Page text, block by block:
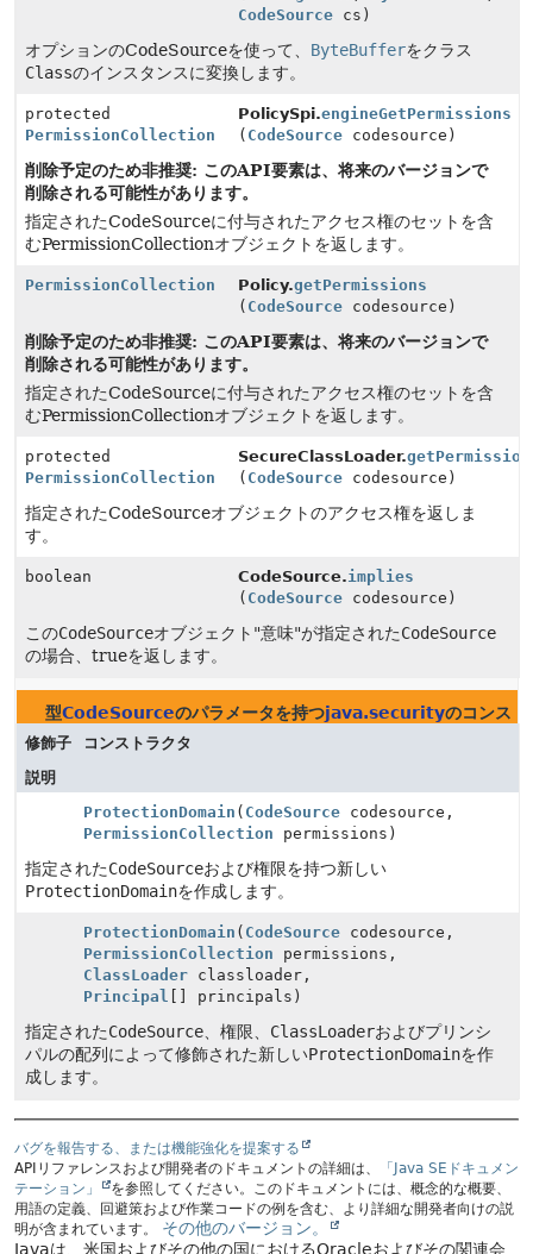
CodeSource cs)
オプションのCodeSourceを使って、 ByteBufferをクラス
Classのインスタンスに変換します。
protected
PermissionCollection
PolicySpi.engineGetPermissions
( CodeSource codesource)
削除予定のため非推奨: このAPI要素は、将来のバージョンで
削除される可能性があります。
指定されたCodeSourceに付与されたアクセス権のセットを含
むPermissionCollectionオブジェクトを返します。
PermissionCollection Policy.getPermissions
( CodeSource codesource)
削除予定のため非推奨: このAPI要素は、将来のバージョンで
削除される可能性があります。
指定されたCodeSourceに付与されたアクセス権のセットを含
むPermissionCollectionオブジェクトを返します。
protected
PermissionCollection
SecureClassLoader.
( CodeSource codesource)
指定されたCodeSourceオブジェクトのアクセス権を返しま
す。
boolean CodeSource.implies
( CodeSource codesource)
このCodeSourceオブジェクト"意味"が指定されたCodeSource
の場合、trueを返します。
型CodeSourceのパラメータを持つjava.securityのコンスト
修飾子
コンストラクタ
説明
ProtectionDomain ( CodeSource codesource,
PermissionCollection permissions)
指定されたCodeSourceおよび権限を持つ新しい
ProtectionDomainを作成します。
ProtectionDomain ( CodeSource codesource,
PermissionCollection permissions,
ClassLoader classloader,
Principal [] principals)
指定されたCodeSource 、権限、 ClassLoaderおよびプリンシ
パルの配列によって修飾された新しいProtectionDomainを作
成します。
バグを報告する、または機能強化を提案する
APIリファレンスおよび開発者のドキュメントの詳細は、
「Java SEドキュメン
テーション」
を参照してください。このドキュメントには、概念的な概要、
用語の定義、回避策および作業コードの例を含む、より詳細な開発者向けの説
明が含まれています。
その他のバージョン。
Javaは、米国およびその他の国におけるOracleおよびその関連会